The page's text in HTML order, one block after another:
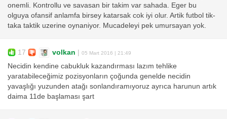
onemli. Kontrollu ve savasan bir takim var sahada. Eger bu
olguya ofansif anlamfa birsey katarsak cok iyi olur. Artik futbol tik-
taka taktik uzerine oynaniyor. Mucadeleyi pek umursayan yok.
17 volkan 05 Mart 2016 | 21:49
Necidin kendine cabukluk kazandırması lazım tehlike
yaratabileceğimiz pozisyonların çoğunda genelde necidin
yavaşlığı yuzunden atağı sonlandıramıyoruz ayrıca harunun artık
daima 11de başlaması şart